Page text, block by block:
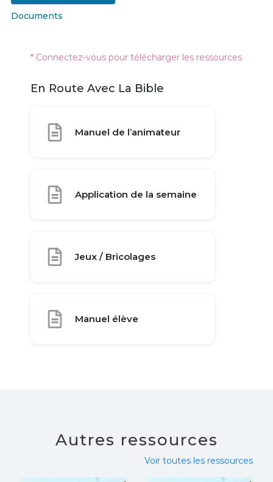
Documents
* Connectez-vous pour télécharger les ressources
En Route Avec La Bible
Manuel de l’animateur
Application de la semaine
Jeux / Bricolages
Manuel élève
Autres ressources
Voir toutes les ressources